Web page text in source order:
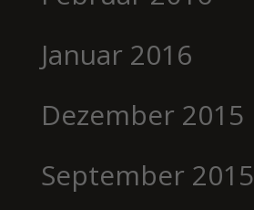
Januar 2016
Dezember 2015
September 2015